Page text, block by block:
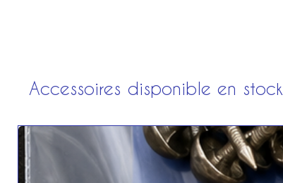
Accessoires disponible en stock